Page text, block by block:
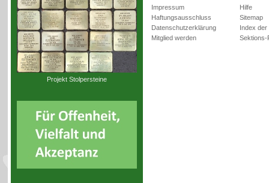
Projekt Stolpersteine
Impressum
Haftungsausschluss
Datenschutzerklärung
Mitglied werden
Hilfe
Sitemap
Index der
Sektions-